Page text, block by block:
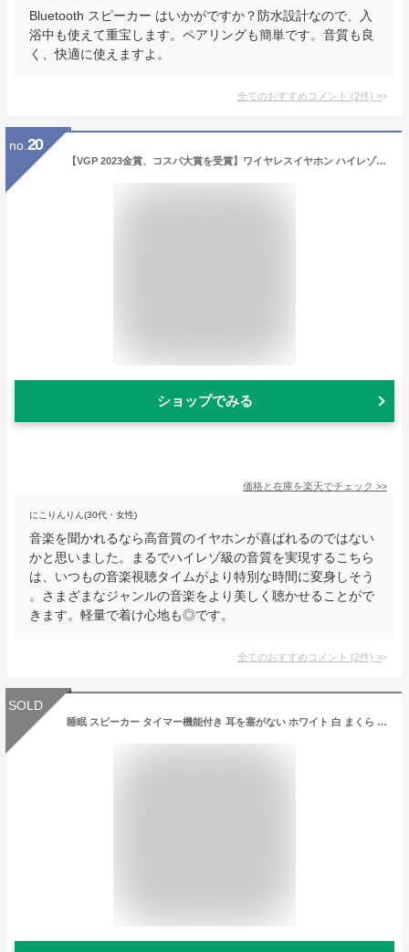
Bluetooth スピーカー はいかがですか？防水設計なので、入
浴中も使えて重宝します。ペアリングも簡単です。音質も良
く、快適に使えますよ。
全てのおすすめコメント (2件) >
no. 20
【VGP 2023金賞、コスパ大賞を受賞】ワイヤレスイヤホン ハイレゾ Hi-Res認証 LDAC対応 SOUNDPEATS Air3 deluxe HS 完全ワイヤレスイヤホン インナーイヤー型 イヤホン 14.2mm大口径ダイナミックドライバー 高音質 通話ノイズリダクション 装着検出機能 専用アプリ付
ショップでみる
価格と在庫を楽天でチェック >>
にこりんりん(30代・女性)
音楽を聞かれるなら高音質のイヤホンが喜ばれるのではない
かと思いました。まるでハイレゾ級の音質を実現するこちら
は、いつもの音楽視聴タイムがより特別な時間に変身しそう
。さまざまなジャンルの音楽をより美しく聴かせることがで
きます。軽量で着け心地も◎です。
全てのおすすめコメント (2件) >
SOLD
睡眠 スピーカー タイマー機能付き 耳を塞がない ホワイト 白 まくら 枕 寝ながら bluetooth 5.4 ワイヤレス 軽量 不眠 ホワイトノイズマシン 睡眠ステレオオーディオ ピロースピーカー スリープスピーカー デジタル表示機能付き タイマー機能 手動音量調整 枕 寝ながら